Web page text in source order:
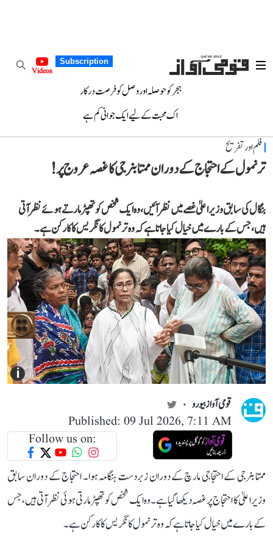
Subscription
Videos
ہجر کو حوصلہ اور وصل کو فرصت درکار
اک محبت کے لیے ایک جوانی کم ہے
فلم اور تفریح
ترنمول کے احتجاج کے دوران ممتا بنرجی کا غصہ عروج پر!
بنگال کی سابق وزیر اعلیٰ غصے میں نظر آئیں، وہ ایک شخص کو تھپڑ مارتے ہوئے نظر آتی
ہیں، جس کے بارے میں خیال کیا جاتا ہے کہ وہ ترنمول کانگریس کا کارکن ہے۔
i
قومی آواز بیورو
Published: 09 Jul 2026, 7:11 AM
Follow us on:
ممتا بنرجی کے احتجاجی مارچ کے دوران زبردست ہنگامہ ہوا۔ احتجاج کے دوران سابق
وزیر اعلیٰ کا احتجاج پر غصہ دیکھاگیا ہے۔وہ ایک شخص کو تھپڑ مارتی ہوئی نظر آتی ہیں، جس
کے بارے میں خیال کیا جاتا ہے کہ وہ ترنمول کانگریس کا کارکن ہے۔